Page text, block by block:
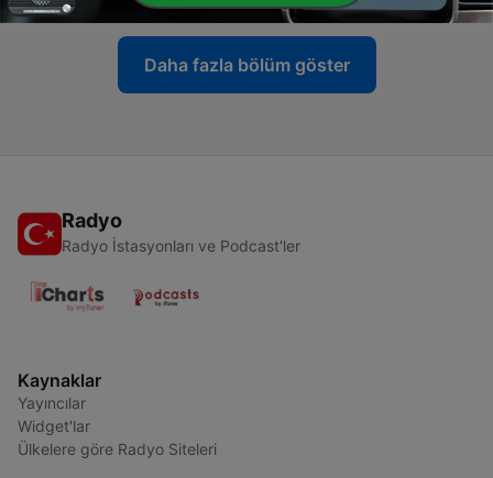
Daha fazla bölüm göster
Radyo
Radyo İstasyonları ve Podcast'ler
Kaynaklar
Yayıncılar
Widget'lar
Ülkelere göre Radyo Siteleri